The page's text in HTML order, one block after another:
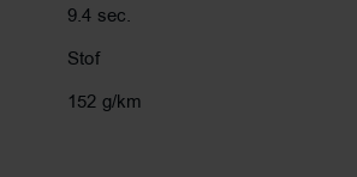
9.4 sec.
Stof
152 g/km